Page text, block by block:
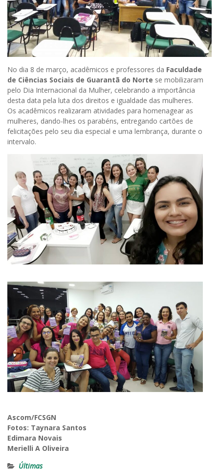
No dia 8 de março, acadêmicos e professores da Faculdade
de Ciências Sociais de Guarantã do Norte se mobilizaram
pelo Dia Internacional da Mulher, celebrando a importância
desta data pela luta dos direitos e igualdade das mulheres.
Os acadêmicos realizaram atividades para homenagear as
mulheres, dando-lhes os parabéns, entregando cartões de
felicitações pelo seu dia especial e uma lembrança, durante o
intervalo.
Ascom/FCSGN
Fotos: Taynara Santos
Edimara Novais
Merielli A Oliveira
Últimas